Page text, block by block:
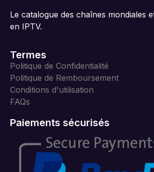
Le catalogue des chaînes mondiales
en IPTV.
Termes
Politique de Confidentialité
Politique de Remboursement
Conditions d'utilisation
FAQs
Paiements sécurisés